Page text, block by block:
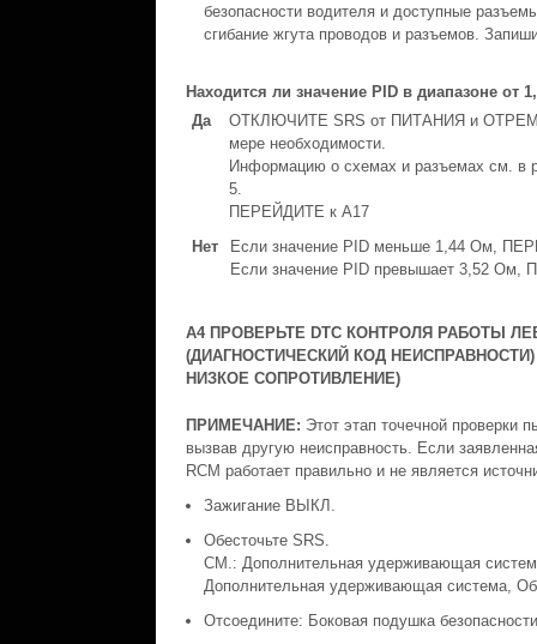
безопасности водителя и доступные
сгибание жгута проводов и разъемов.
Находится ли значение PID в диапазоне
Да
ОТКЛЮЧИТЕ SRS от ПИТАНИЯ и
мере необходимости.
Информацию о схемах и разъемах см. в
5.
ПЕРЕЙДИТЕ к A17
Нет
Если значение PID меньше 1,44 Ом,
Если значение PID превышает 3,52
A4 ПРОВЕРЬТЕ DTC КОНТРОЛЯ РАБОТЫ
(ДИАГНОСТИЧЕСКИЙ КОД
НИЗКОЕ СОПРОТИВЛЕНИЕ)
ПРИМЕЧАНИЕ: Этот этап точечной проверки
вызвав другую неисправность. Если
RCM работает правильно и не является
Зажигание ВЫКЛ.
Обесточьте SRS.
СМ.: Дополнительная удерживающая
Дополнительная удерживающая система,
Отсоедините: Боковая подушка